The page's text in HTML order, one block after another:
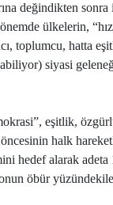
değindikten
ülkelerin,
toplumcu, hatta
siyasi
eşitlik,
halk
hedef alarak
öbür